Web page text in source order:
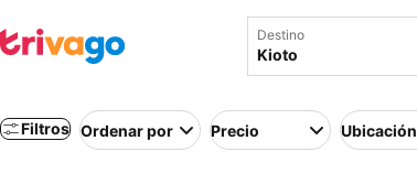
Destino
Filtros Ordenar por Precio Ubicación